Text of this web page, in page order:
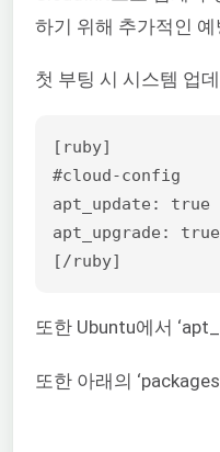
하기 위해 추가적인
첫 부팅 시 시스템 업
[ruby]
#cloud-config
apt_update: true
apt_upgrade: true
[/ruby]
또한 Ubuntu에서
또한 아래의